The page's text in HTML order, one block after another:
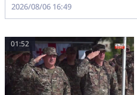
2026/08/06 16:49
01:52